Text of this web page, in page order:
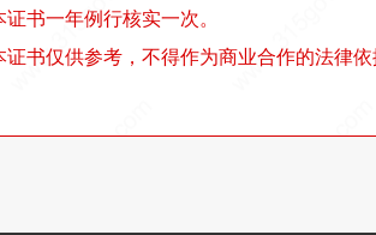
证书一年例行核实一次。
证书仅供参考，不得作为商业合作的法律